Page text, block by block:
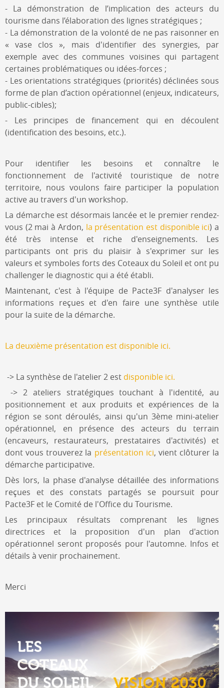
- La démonstration de l’implication des acteurs du
tourisme dans l’élaboration des lignes stratégiques ;
- La démonstration de la volonté de ne pas raisonner en
« vase clos », mais d'identifier des synergies, par
exemple avec des communes voisines qui partagent
certaines problématiques ou idées-forces ;
- Les orientations stratégiques (priorités) déclinées sous
forme de plan d’action opérationnel (enjeux, indicateurs,
public-cibles);
- Les principes de financement qui en découlent
(identification des besoins, etc.).
Pour identifier les besoins et connaître le
fonctionnement de l'activité touristique de notre
territoire, nous voulons faire participer la population
active au travers d'un workshop.
La démarche est désormais lancée et le premier rendez-
vous (2 mai à Ardon, la présentation est disponible ici) a
été très intense et riche d'enseignements. Les
participants ont pris du plaisir à s'exprimer sur les
valeurs et symboles forts des Coteaux du Soleil et ont pu
challenger le diagnostic qui a été établi.
Maintenant, c'est à l'équipe de Pacte3F d'analyser les
informations reçues et d'en faire une synthèse utile
pour la suite de la démarche.
La deuxième présentation est disponible ici.
-> La synthèse de l'atelier 2 est disponible ici.
-> 2 ateliers stratégiques touchant à l'identité, au
positionnement et aux produits et expériences de la
région se sont déroulés, ainsi qu'un 3ème mini-atelier
opérationnel, en présence des acteurs du terrain
(encaveurs, restaurateurs, prestataires d'activités) et
dont vous trouverez la présentation ici, vient clôturer la
démarche participative.
Dès lors, la phase d'analyse détaillée des informations
reçues et des constats partagés se poursuit pour
Pacte3F et le Comité de l'Office du Tourisme.
Les principaux résultats comprenant les lignes
directrices et la proposition d'un plan d'action
opérationnel seront proposés pour l'automne. Infos et
détails à venir prochainement.
Merci